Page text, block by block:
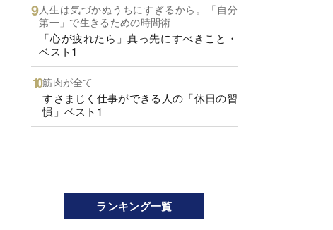
人生は気づかぬうちにすぎるから。「自分
第一」で生きるための時間術
「心が疲れたら」真っ先にすべきこと・
ベスト1
筋肉が全て
すさまじく仕事ができる人の「休日の習
慣」ベスト1
ランキング一覧